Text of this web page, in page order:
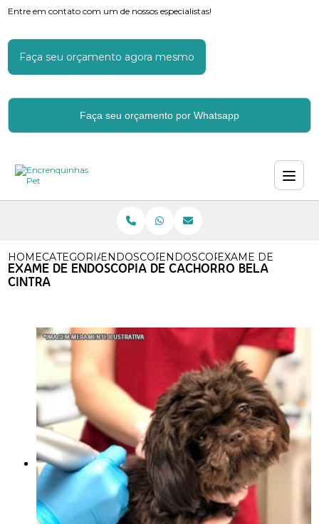
Entre em contato com um de nossos especialistas!
Faça seu orçamento agora mesmo
Faça seu orçamento por Whatsapp
HOMECATEGORIASENDOSCOPIA PARA CACHORROS
ENDOSCOPIA PARA CAES
EXAME DE
EXAME DE ENDOSCOPIA DE CACHORRO BELA
CINTRA